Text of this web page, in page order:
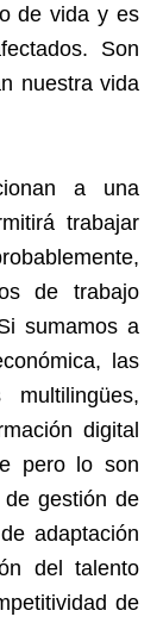
de vida y es
Son
nuestra vida
a una
trabajar
de trabajo
sumamos a
las
multilingües,
digital
pero lo son
gestión de
adaptación
del talento
de